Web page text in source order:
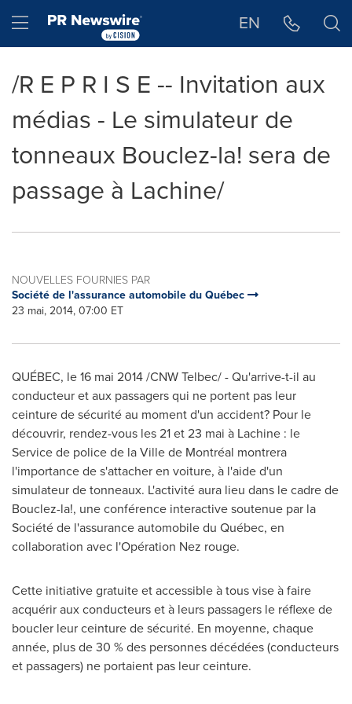
Hamburger menu EN
/R E P R I S E -- Invitation aux
médias - Le simulateur de
tonneaux Bouclez-la! sera de
passage à Lachine/
NOUVELLES FOURNIES PAR
Société de l'assurance automobile du Québec
23 mai, 2014, 07:00 ET
QUÉBEC, le 16 mai 2014 /CNW Telbec/ - Qu'arrive-t-il au
conducteur et aux passagers qui ne portent pas leur
ceinture de sécurité au moment d'un accident? Pour le
découvrir, rendez-vous les 21 et 23 mai à Lachine : le
Service de police de la Ville de Montréal montrera
l'importance de s'attacher en voiture, à l'aide d'un
simulateur de tonneaux. L'activité aura lieu dans le cadre de
Bouclez-la!, une conférence interactive soutenue par la
Société de l'assurance automobile du Québec, en
collaboration avec l'Opération Nez rouge.
Cette initiative gratuite et accessible à tous vise à faire
acquérir aux conducteurs et à leurs passagers le réflexe de
boucler leur ceinture de sécurité. En moyenne, chaque
année, plus de 30 % des personnes décédées (conducteurs
et passagers) ne portaient pas leur ceinture.